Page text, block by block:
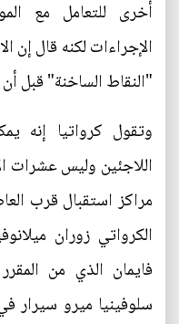
أخرى للتعامل مع
الإجراءات لكنه قال إن
"النقاط الساخنة" قبل
وتقول كرواتيا إنه
اللاجئين وليس عشرات
مراكز استقبال قرب
الكرواتي زوران
فايمان الذي من
سلوفينيا ميرو سيرار